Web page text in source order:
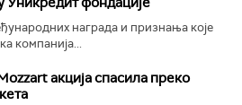
награда и признања које
компанија...
акција спасила преко